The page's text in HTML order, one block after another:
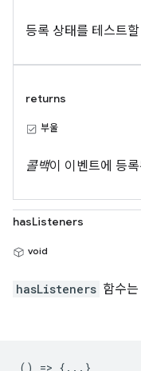
등록 상태를 테스트
returns
부울
콜백이 이벤트에 등
hasListeners
void
hasListeners 함수
() => {...}